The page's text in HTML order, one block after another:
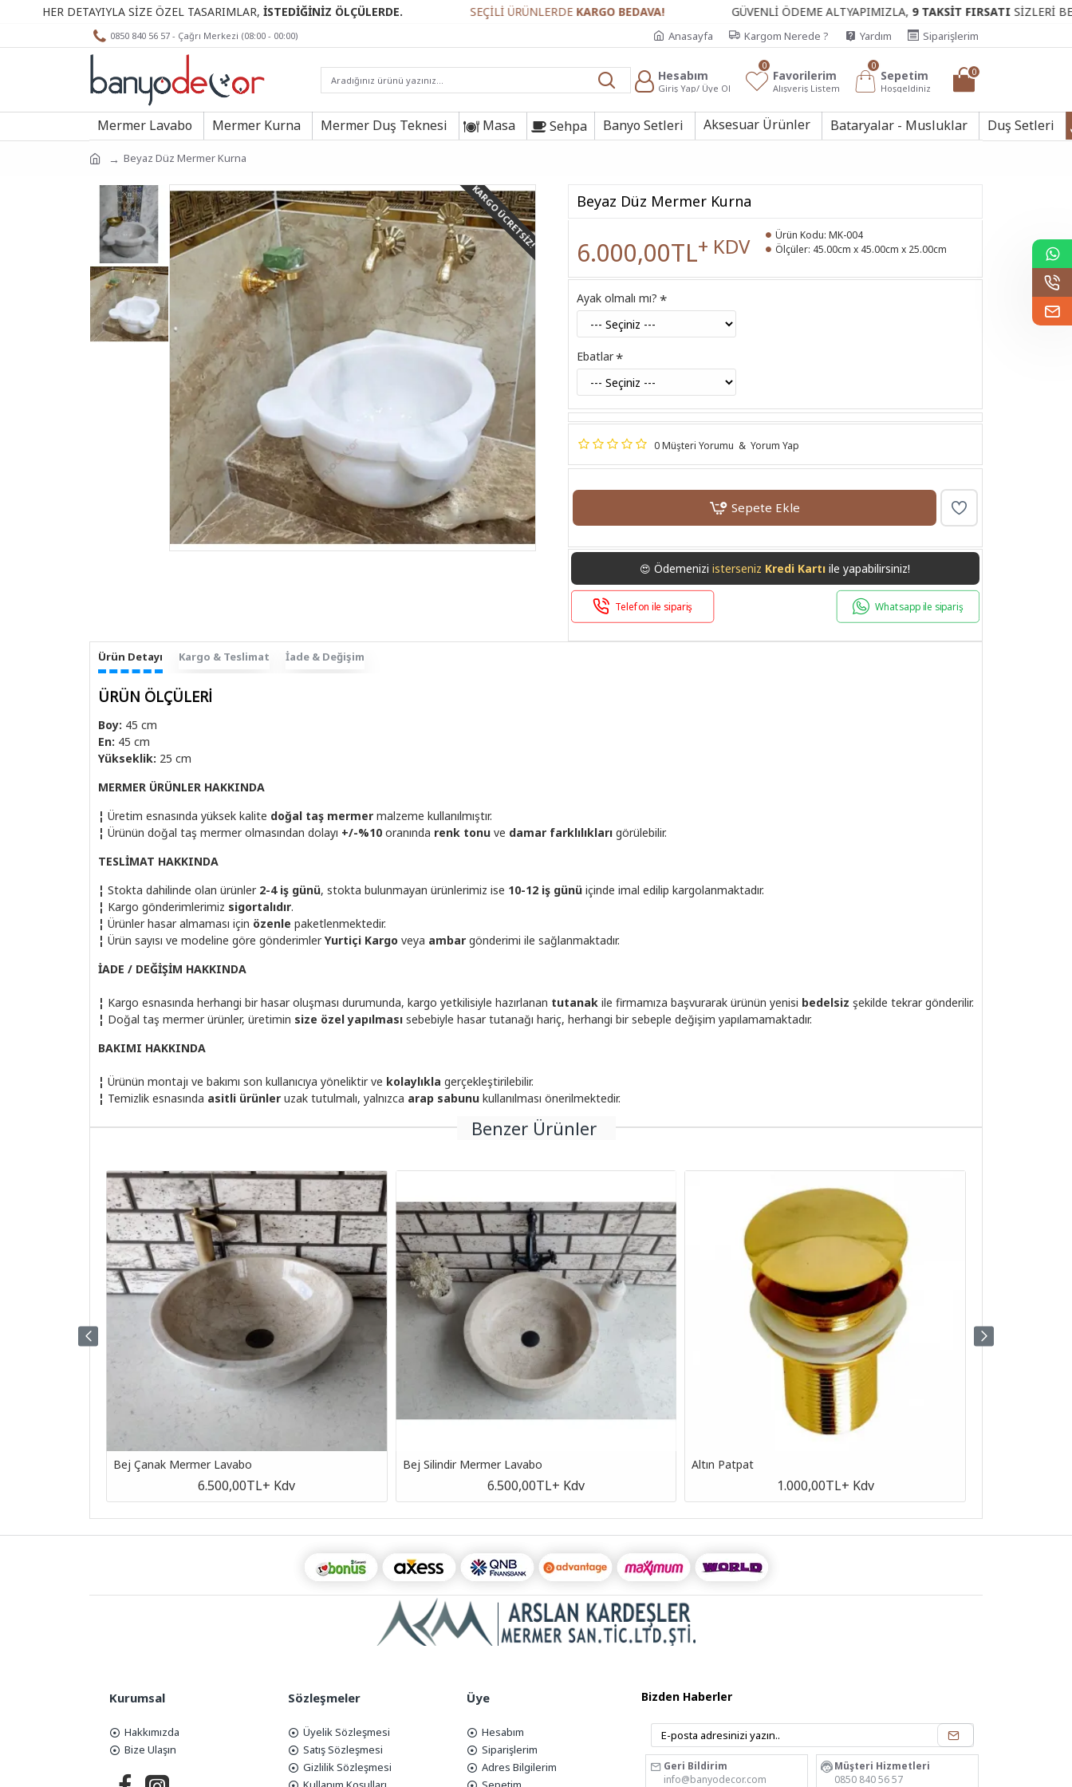
DETAYIYLA SİZE ÖZEL TASARIMLAR,İSTEDİĞİNİZ ÖLÇÜLERDE. SEÇİLİ ÜRÜNLERDEKARGO BEDAVA! GÜVENLİ ÖDEME ALTYAPIMIZLA,9 TAKSİT FIRSATISİZLERİ BEKLİYOR.
0850 840 56 57 - Çağrı Merkezi (08:00 - 00:00) Anasayfa Kargom Nerede ? Yardım Siparişlerim
Hesabım
Giriş Yap/ Üye Ol
Favorilerim
Alışveriş Listem
0
Sepetim
Hoşgeldiniz
0
0
Mermer Lavabo Mermer Kurna Mermer Duş Teknesi Masa Sehpa Banyo Setleri Aksesuar Ürünler Bataryalar - Musluklar Duş Setleri
Beyaz Düz Mermer Kurna
KARGO ÜCRETSIZ! Beyaz Düz Mermer Kurna
0 Müşteri Yorumu & Yorum Yap
6.000,00TL+ KDV Ürün Kodu: MK-004
Ölçüler: 45.00cm x 45.00cm x 25.00cm
Ayak olmalı mı?
Ebatlar
Sepete Ekle
😍Ödemenizi istersenizHavale/EFT ile yapabilirsiniz!
Telefon ile sipariş Whatsapp ile sipariş
Benzer Ürünler
Bej Çanak Mermer Lavabo
6.500,00TL+ Kdv
Bej Silindir Mermer Lavabo
6.500,00TL+ Kdv
Altın Patpat
1.000,00TL+ Kdv
Ürün Detayı Kargo & Teslimat İade & Değişim
ÜRÜN ÖLÇÜLERİ
Boy: 45 cm
En: 45 cm
Yükseklik: 25 cm
MERMER ÜRÜNLER HAKKINDA
¦ Üretim esnasında yüksek kalite doğal taş mermer malzeme kullanılmıştır.
¦ Ürünün doğal taş mermer olmasından dolayı +/-%10 oranında renk tonu ve damar farklılıkları görülebilir.
TESLİMAT HAKKINDA
¦ Stokta dahilinde olan ürünler 2-4 iş günü, stokta bulunmayan ürünlerimiz ise 10-12 iş günü içinde imal edilip kargolanmaktadır.
¦ Kargo gönderimlerimiz sigortalıdır.
¦ Ürünler hasar almaması için özenle paketlenmektedir.
¦ Ürün sayısı ve modeline göre gönderimlerYurtiçi Kargo veya ambar gönderimi ile sağlanmaktadır.
İADE / DEĞİŞİM HAKKINDA
¦ Kargo esnasında herhangi bir hasar oluşması durumunda, kargo yetkilisiyle hazırlanan tutanak ile firmamıza başvurarak ürünün yenisi bedelsiz şekilde tekrar gönderilir.
¦ Doğal taş mermer ürünler, üretimin size özel yapılması sebebiyle hasar tutanağı hariç, herhangi bir sebeple değişim yapılamamaktadır.
BAKIMI HAKKINDA
¦ Ürünün montajı ve bakımı son kullanıcıya yöneliktir ve kolaylıkla gerçekleştirilebilir.
¦ Temizlik esnasında asitli ürünler uzak tutulmalı, yalnızca arap sabunu kullanılması önerilmektedir.
Kurumsal
Hakkımızda
Bize Ulaşın
Sözleşmeler
Üyelik Sözleşmesi
Satış Sözleşmesi
Gizlilik Sözleşmesi
Üye
Hesabım
Siparişlerim
Adres Bilgilerim
Bizden Haberler
Geri Bildirim
info@banyodecor.com
Müşteri Hizmetleri
0850 840 56 57